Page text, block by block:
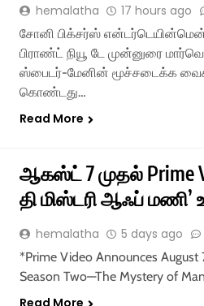
hemalatha 17 hours ago
சோனி பிக்சர்ஸ்
பிராண்ட் நியூ டே முன்னுரை
ஸ்பைடர்-மேனின் மூச்சடைக்க
கொண்டது…
Read More
ஆகஸ்ட் 7 முதல் Prime
தி மிஸ்டரி ஆஃப்
hemalatha 5 days ago
*Prime Video Announces
Season Two—The Mystery of